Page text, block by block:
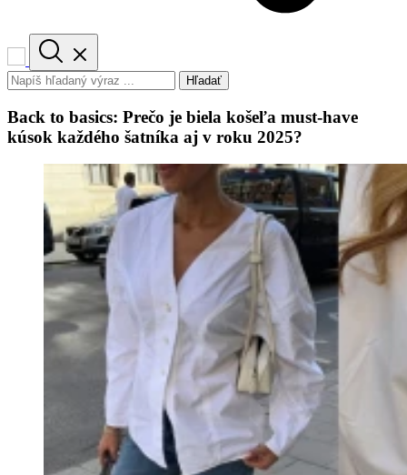
Hľadať
Back to basics: Prečo je biela košeľa must-have
kúsok každého šatníka aj v roku 2025?